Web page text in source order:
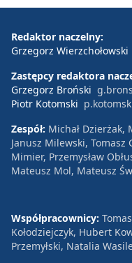
Redaktor naczelny:
Grzegorz Wierzchołowski
Zastępcy redaktora
Grzegorz Broński
Piotr Kotomski
Zespół: Michał Dzierżak,
Janusz Milewski,
Mimier, Przemysław
Mateusz Mol, Mateusz
Współpracownicy:
Kołodziejczyk, Hubert
Przemyłski, Natalia